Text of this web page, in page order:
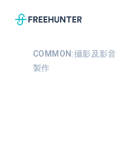
COMMON:攝影及影音
製作